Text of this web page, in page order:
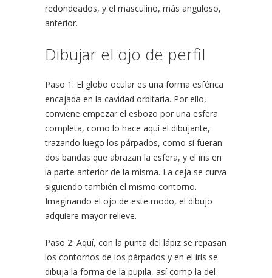
redondeados, y el masculino, más anguloso,
anterior.
Dibujar el ojo de perfil
Paso 1: El globo ocular es una forma esférica
encajada en la cavidad orbitaria. Por ello,
conviene empezar el esbozo por una esfera
completa, como lo hace aquí el dibujante,
trazando luego los párpados, como si fueran
dos bandas que abrazan la esfera, y el iris en
la parte anterior de la misma. La ceja se curva
siguiendo también el mismo contorno.
Imaginando el ojo de este modo, el dibujo
adquiere mayor relieve.
Paso 2: Aquí, con la punta del lápiz se repasan
los contornos de los párpados y en el iris se
dibuja la forma de la pupila, así como la del